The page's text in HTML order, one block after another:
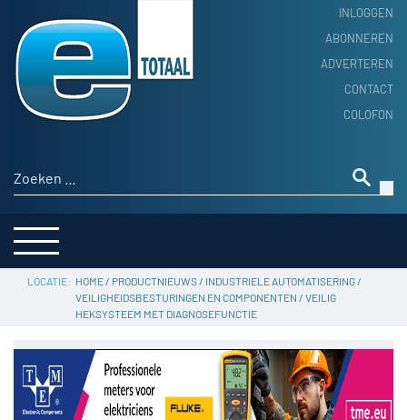
INLOGGEN
ABONNEREN
ADVERTEREN
CONTACT
COLOFON
Zoeken naar:
HOME
PRODUCTNIEUWS
ACHTERGROND
THEMA’S
SERVICE
HOME/ PRODUCTNIEUWS/ INDUSTRIELE AUTOMATISERING/
VEILIGHEIDSBESTURINGEN EN COMPONENTEN / VEILIG
HEKSYSTEEM MET DIAGNOSEFUNCTIE